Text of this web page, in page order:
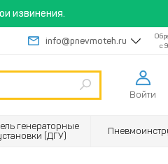
извинения.
info@pnevmoteh.ru
с
Войти
генераторные
(ДГУ)